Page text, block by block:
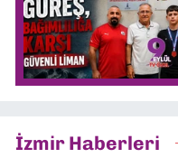
İzmir Haberleri